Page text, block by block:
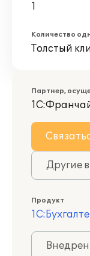
1
Количество
Толстый
Партнер,
Другие
Продукт